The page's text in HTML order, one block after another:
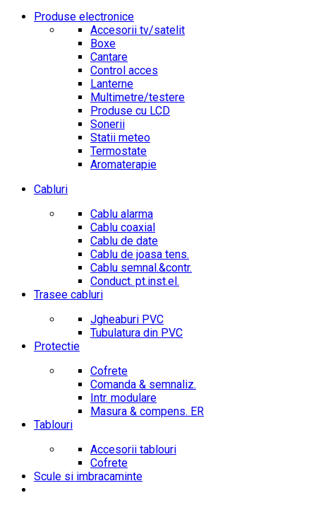
Produse electronice
Accesorii tv/satelit
Boxe
Cantare
Control acces
Lanterne
Multimetre/testere
Produse cu LCD
Sonerii
Statii meteo
Termostate
Aromaterapie
Cabluri
Cablu alarma
Cablu coaxial
Cablu de date
Cablu de joasa tens.
Cablu semnal.&contr.
Conduct. pt.inst.el.
Trasee cabluri
Jgheaburi PVC
Tubulatura din PVC
Protectie
Cofrete
Comanda & semnaliz.
Intr. modulare
Masura & compens. ER
Tablouri
Accesorii tablouri
Cofrete
Scule si imbracaminte